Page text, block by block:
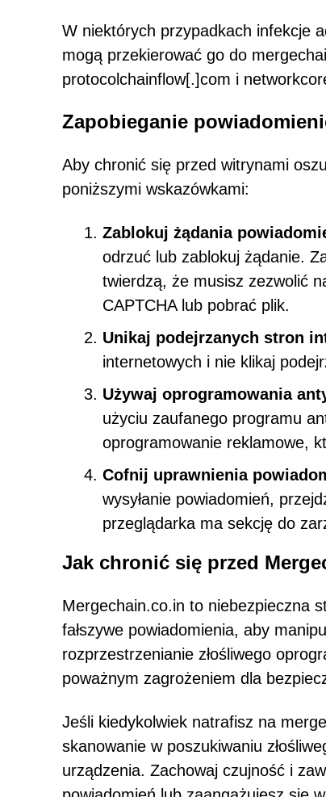
W niektórych przypadkach infekcje
mogą przekierować go do
protocolchainflow[.]com i
Zapobieganie
Aby chronić się przed witrynami
poniższymi wskazówkami:
Zablokuj żądania
odrzuć lub zablokuj żądanie.
twierdzą, że musisz zezwolić
CAPTCHA lub pobrać plik.
Unikaj podejrzanych stron
internetowych i nie klikaj
Używaj oprogramowania
użyciu zaufanego programu
oprogramowanie reklamowe,
Cofnij uprawnienia
wysyłanie powiadomień,
przeglądarka ma sekcję do
Jak chronić się przed
Mergechain.co.in to niebezpieczna
fałszywe powiadomienia, aby
rozprzestrzenianie złośliwego
poważnym zagrożeniem dla
Jeśli kiedykolwiek natrafisz na
skanowanie w poszukiwaniu
urządzenia. Zachowaj czujność i